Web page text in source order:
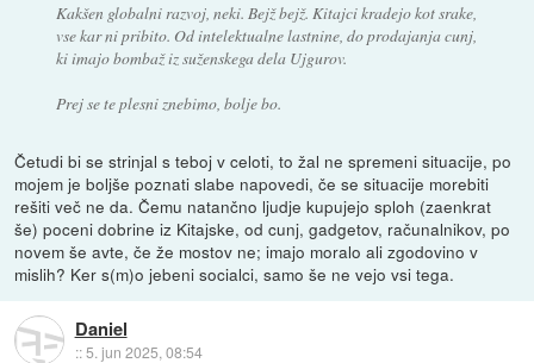
Kakšen globalni razvoj, neki. Bejž bejž. Kitajci kradejo kot srake,
vse kar ni pribito. Od intelektualne lastnine, do prodajanja cunj,
ki imajo bombaž iz suženskega dela Ujgurov.
Prej se te plesni znebimo, bolje bo.
Četudi bi se strinjal s teboj v celoti, to žal ne spremeni situacije, po
mojem je boljše poznati slabe napovedi, če se situacije morebiti
rešiti več ne da. Čemu natančno ljudje kupujejo sploh (zaenkrat
še) poceni dobrine iz Kitajske, od cunj, gadgetov, računalnikov, po
novem še avte, če že mostov ne; imajo moralo ali zgodovino v
mislih? Ker s(m)o jebeni socialci, samo še ne vejo vsi tega.
Daniel
::5. jun 2025, 08:54